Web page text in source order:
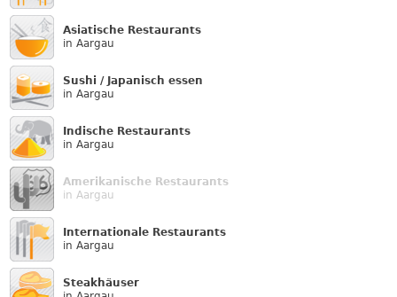
Asiatische Restaurants
in Aargau
Sushi / Japanisch essen
in Aargau
Indische Restaurants
in Aargau
Amerikanische Restaurants
in Aargau
Internationale Restaurants
in Aargau
Steakhäuser